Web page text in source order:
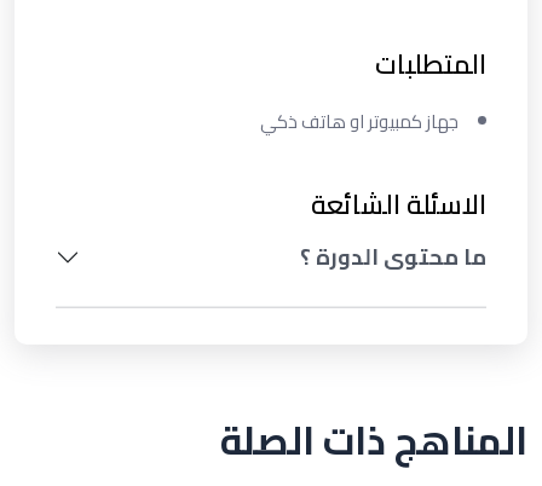
المتطلبات
جهاز كمبيوتر او هاتف ذكي
الاسئلة الشائعة
ما محتوى الدورة ؟
المناهج ذات الصلة